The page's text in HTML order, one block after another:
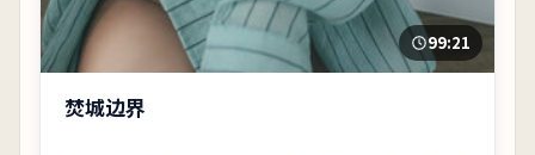
99:21
焚城边界